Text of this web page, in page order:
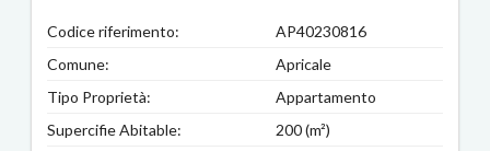
Codice riferimento:
AP40230816
Comune:
Apricale
Tipo Proprietà:
Appartamento
Supercifie Abitable:
200 (m²)